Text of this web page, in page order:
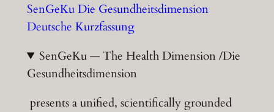
SenGeKu Die Gesundheitsdimension
Deutsche Kurzfassung
SenGeKu — The Health Dimension /Die
Gesundheitsdimension
presents a unified, scientifically grounded